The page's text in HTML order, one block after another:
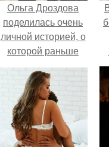
Ольга Дроздова
поделилась очень
личной историей, о
которой раньше
почти не говорила.